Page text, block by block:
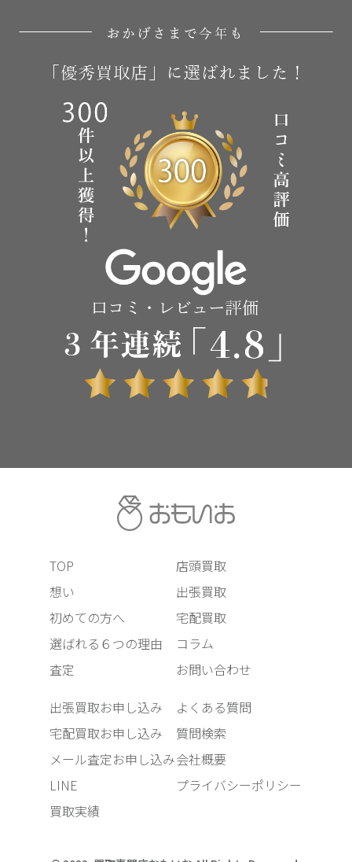
TOP
想い
初めての方へ
選ばれる６つの理由
査定
店頭買取
出張買取
宅配買取
コラム
お問い合わせ
出張買取お申し込み
宅配買取お申し込み
メール査定お申し込み
LINE
買取実績
よくある質問
質問検索
会社概要
プライバシーポリシー